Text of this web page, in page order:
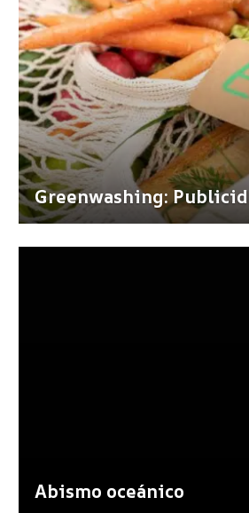
Greenwashing:
Abismo oceánico